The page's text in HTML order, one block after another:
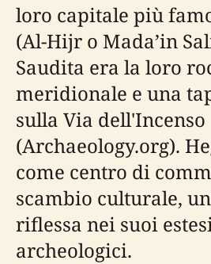
loro capitale più
(Al-Hijr o Mada’in
Saudita era la loro
meridionale e una
sulla Via dell'Incenso
(Archaeology.org).
come centro di
scambio culturale,
riflessa nei suoi
archeologici.